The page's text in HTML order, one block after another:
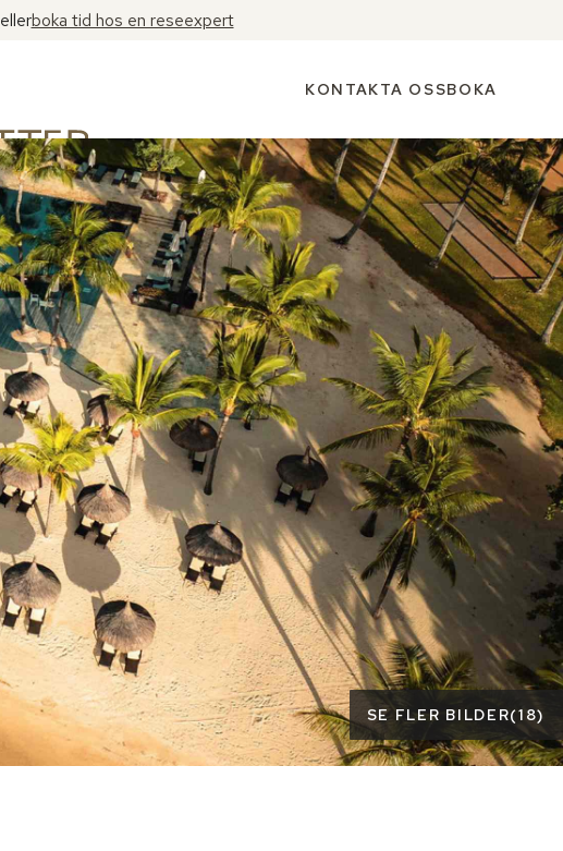
ellerboka tid hos en reseexpert
KONTAKTA OSSBOKA
SE FLER BILDER(18)